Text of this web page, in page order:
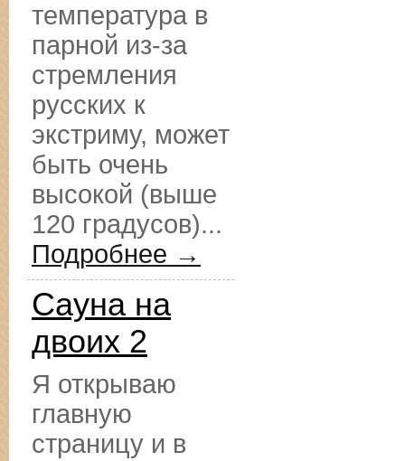
температура в
парной из-за
стремления
русских к
экстриму, может
быть очень
высокой (выше
120 градусов)...
Подробнее →
Сауна на
двоих 2
Я открываю
главную
страницу и в